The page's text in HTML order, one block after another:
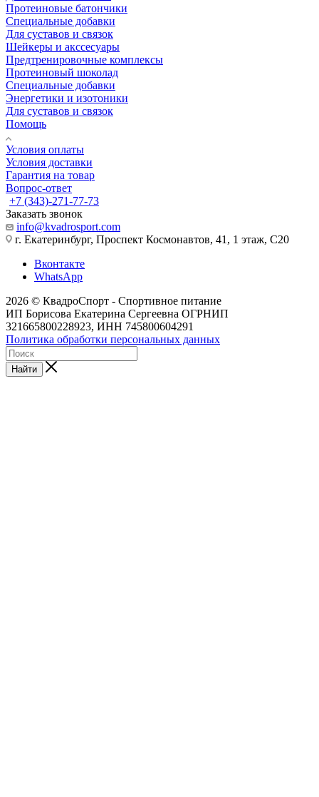
Протеиновые батончики
Специальные добавки
Для суставов и связок
Шейкеры и акссесуары
Предтренировочные комплексы
Протеиновый шоколад
Специальные добавки
Энергетики и изотоники
Для суставов и связок
Помощь
Условия оплаты
Условия доставки
Гарантия на товар
Вопрос-ответ
+7 (343)-271-77-73
Заказать звонок
info@kvadrosport.com
г. Екатеринбург, Проспект Космонавтов, 41, 1 этаж, С20
Вконтакте
WhatsApp
2026 © КвадроСпорт - Спортивное питание
ИП Борисова Екатерина Сергеевна ОГРНИП
321665800228923, ИНН 745800604291
Политика обработки персональных данных
Найти